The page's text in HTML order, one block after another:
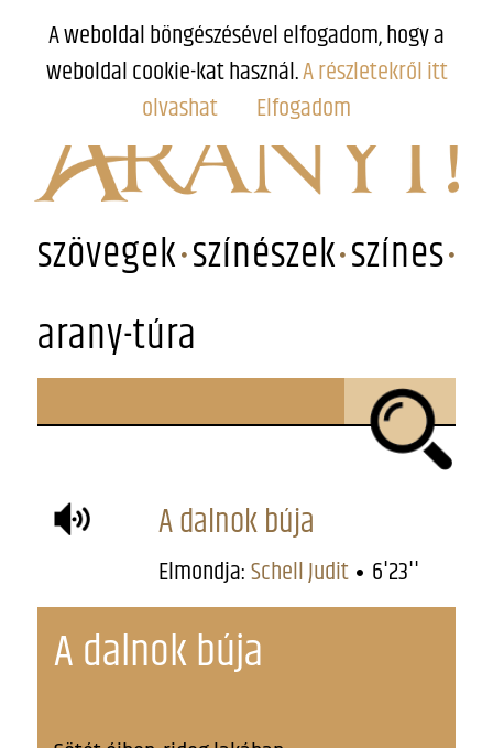
szövegek színészek színes
arany-túra
A dalnok búja
Elmondja:Schell Judit 6'23''
A dalnok búja
A weboldal böngészésével elfogadom, hogy a
weboldal cookie-kat használ.A részletekről itt
olvashat
Elfogadom